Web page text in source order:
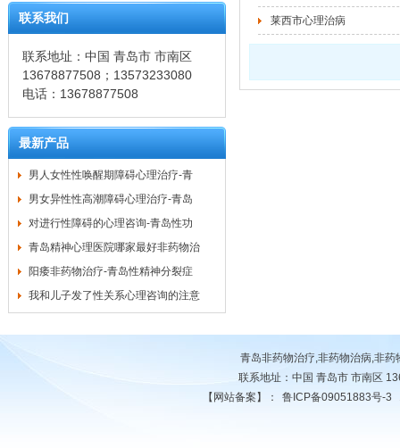
联系我们
联系地址：中国 青岛市 市南区
13678877508；13573233080
电话：13678877508
最新产品
男人女性性唤醒期障碍心理治疗-青
男女异性性高潮障碍心理治疗-青岛
对进行性障碍的心理咨询-青岛性功
青岛精神心理医院哪家最好非药物治
阳痿非药物治疗-青岛性精神分裂症
我和儿子发了性关系心理咨询的注意
莱西市心理治病
青岛非药物治疗,非药物治病,非
联系地址：中国 青岛市 市南区
【网站备案】：
鲁ICP备09051883号-3